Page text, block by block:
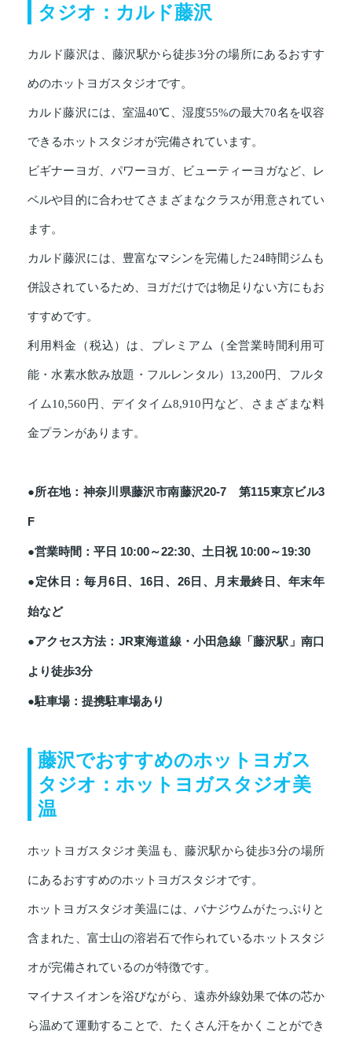
タジオ：カルド藤沢
カルド藤沢は、藤沢駅から徒歩3分の場所にあるおすす
めのホットヨガスタジオです。
カルド藤沢には、室温40℃、湿度55%の最大70名を収容
できるホットスタジオが完備されています。
ビギナーヨガ、パワーヨガ、ビューティーヨガなど、レ
ベルや目的に合わせてさまざまなクラスが用意されてい
ます。
カルド藤沢には、豊富なマシンを完備した24時間ジムも
併設されているため、ヨガだけでは物足りない方にもお
すすめです。
利用料金（税込）は、プレミアム（全営業時間利用可
能・水素水飲み放題・フルレンタル）13,200円、フルタ
イム10,560円、デイタイム8,910円など、さまざまな料
金プランがあります。
●所在地：神奈川県藤沢市南藤沢20-7 第115東京ビル3
F
●営業時間：平日 10:00～22:30、土日祝 10:00～19:30
●定休日：毎月6日、16日、26日、月末最終日、年末年
始など
●アクセス方法：JR東海道線・小田急線「藤沢駅」南口
より徒歩3分
●駐車場：提携駐車場あり
藤沢でおすすめのホットヨガス
タジオ：ホットヨガスタジオ美
温
ホットヨガスタジオ美温も、藤沢駅から徒歩3分の場所
にあるおすすめのホットヨガスタジオです。
ホットヨガスタジオ美温には、バナジウムがたっぷりと
含まれた、富士山の溶岩石で作られているホットスタジ
オが完備されているのが特徴です。
マイナスイオンを浴びながら、遠赤外線効果で体の芯か
ら温めて運動することで、たくさん汗をかくことができ